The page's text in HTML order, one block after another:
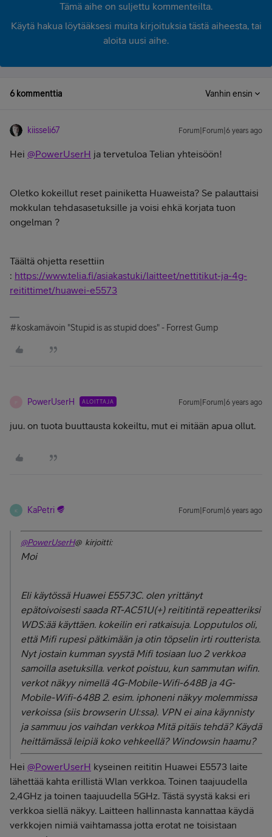
Tämä aihe on suljettu kommenteilta.
Käytä hakua löytääksesi muita kirjoituksia tästä aiheesta, tai
aloita uusi aihe.
6 kommenttia Vanhin ensin
kiisseli67 Forum|Forum|6 years ago
Hei @PowerUserH ja tervetuloa Telian yhteisöön!
Oletko kokeillut reset painiketta Huaweista? Se palauttaisi
mokkulan tehdasasetuksille ja voisi ehkä korjata tuon
ongelman ?
Täältä ohjetta resettiin
: https://www.telia.fi/asiakastuki/laitteet/nettitikut-ja-4g-
reitittimet/huawei-e5573
#koskamävoin "Stupid is as stupid does" - Forrest Gump
PowerUserH ALOITTAJA Forum|Forum|6 years ago
juu. on tuota buuttausta kokeiltu, mut ei mitään apua ollut.
K KaPetri Forum|Forum|6 years ago
@PowerUserH@ kirjoitti:
Moi
Eli käytössä Huawei E5573C. olen yrittänyt
epätoivoisesti saada RT-AC51U(+) reititintä repeatteriksi
WDS:ää käyttäen. kokeilin eri ratkaisuja. Lopputulos oli,
että Mifi rupesi pätkimään ja otin töpselin irti routterista.
Nyt jostain kumman syystä Mifi tosiaan luo 2 verkkoa
samoilla asetuksilla. verkot poistuu, kun sammutan wifin.
verkot näkyy nimellä 4G-Mobile-Wifi-648B ja 4G-
Mobile-Wifi-648B 2. esim. iphoneni näkyy molemmissa
verkoissa (siis browserin UI:ssa). VPN ei aina käynnisty
ja sammuu jos vaihdan verkkoa Mitä pitäis tehdä? Käydä
heittämässä leipiä koko vehkeellä? Windowsin haamu?
Hei @PowerUserH kyseinen reititin Huawei E5573 laite
lähettää kahta erillistä Wlan verkkoa. Toinen taajuudella
2,4GHz ja toinen taajuudella 5GHz. Tästä syystä kaksi eri
verkkoa siellä näkyy. Laitteen hallinnasta kannattaa käydä
verkkojen nimiä vaihtamassa jotta erotat ne toisistaan